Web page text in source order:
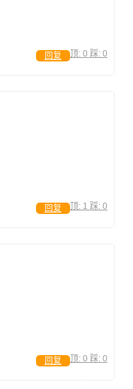
顶: 0 踩: 0
回复
顶: 1 踩: 0
回复
顶: 0 踩: 0
回复